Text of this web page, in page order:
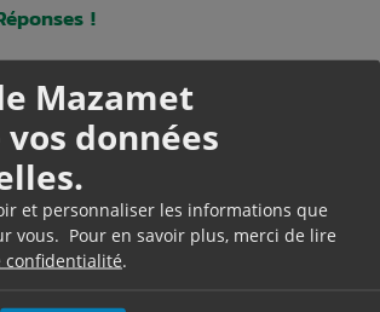
Mazamet
données
et personnaliser les informations que
vous. Pour en savoir plus, merci de lire
.
!
son logement social en cas
de revenus ?
de loyer : quelles sont les règles ?
le loyer d'un logement
de 1948 ?
conventionné (Anah) : y a t-il